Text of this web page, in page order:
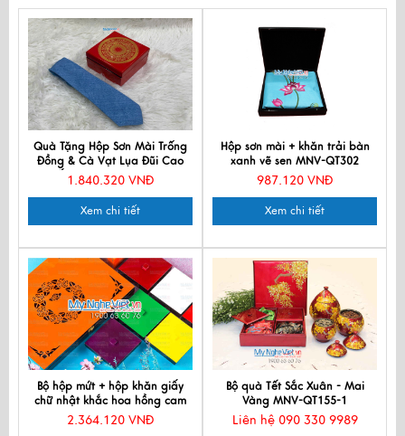
Quà Tặng Hộp Sơn Mài Trống
Đồng & Cà Vạt Lụa Đũi Cao
Cấp CBMNV-CRVNC1.1
1.840.320 VNĐ
Xem chi tiết
Hộp sơn mài + khăn trải bàn
xanh vẽ sen MNV-QT302
987.120 VNĐ
Xem chi tiết
Bộ hộp mứt + hộp khăn giấy
chữ nhật khắc hoa hồng cam
MNV-QT010
2.364.120 VNĐ
Bộ quà Tết Sắc Xuân - Mai
Vàng MNV-QT155-1
Liên hệ 090 330 9989